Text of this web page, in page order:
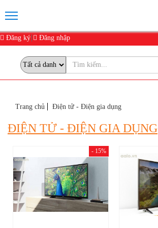
Đăng ký Đăng nhập
Trang chủ Điện tử - Điện gia dụng
ĐIỆN TỬ - ĐIỆN GIA DỤNG
- 15%